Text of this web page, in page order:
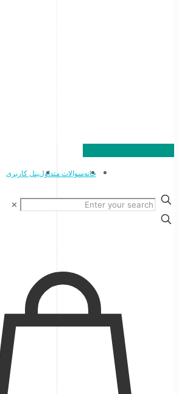
خانهسوالات متداولپنل کاربری
✕